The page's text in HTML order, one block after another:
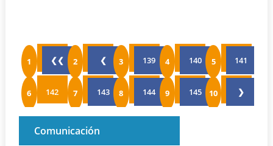
❮❮ ❮ 139 140 141
142 143 144 145 ❯
Comunicación